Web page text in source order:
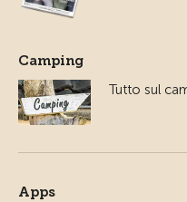
Camping
Tutto sul
Apps